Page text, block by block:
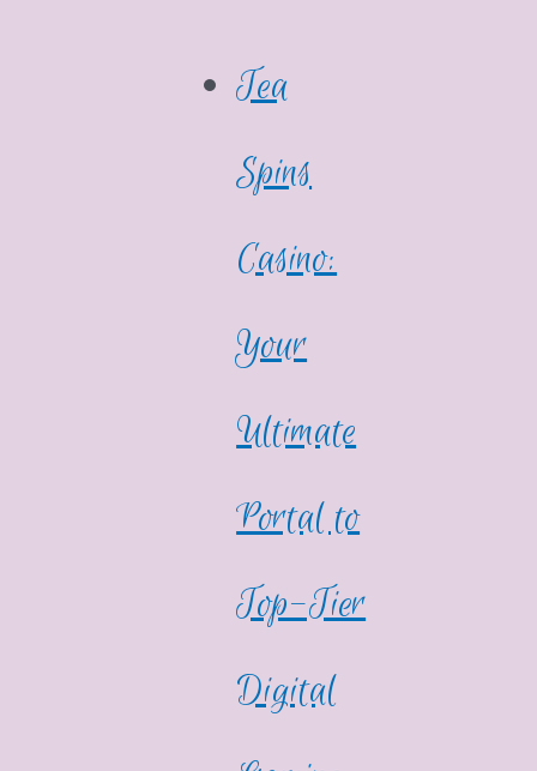
Tea
Spins
Casino:
Your
Ultimate
Portal to
Top-Tier
Digital